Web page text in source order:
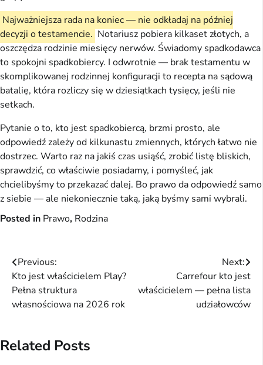
Najważniejsza rada na koniec — nie odkładaj na później
decyzji o testamencie. Notariusz pobiera kilkaset złotych, a
oszczędza rodzinie miesięcy nerwów. Świadomy spadkodawca
to spokojni spadkobiercy. I odwrotnie — brak testamentu w
skomplikowanej rodzinnej konfiguracji to recepta na sądową
batalię, która rozliczy się w dziesiątkach tysięcy, jeśli nie
setkach.
Pytanie o to, kto jest spadkobiercą, brzmi prosto, ale
odpowiedź zależy od kilkunastu zmiennych, których łatwo nie
dostrzec. Warto raz na jakiś czas usiąść, zrobić listę bliskich,
sprawdzić, co właściwie posiadamy, i pomyśleć, jak
chcielibyśmy to przekazać dalej. Bo prawo da odpowiedź samo
z siebie — ale niekoniecznie taką, jaką byśmy sami wybrali.
Posted in Prawo, Rodzina
Nawigacja
wpisu
Previous:
Kto jest właścicielem Play?
Pełna struktura
własnościowa na 2026 rok
Next:
Carrefour kto jest
właścicielem — pełna lista
udziałowców
Related Posts